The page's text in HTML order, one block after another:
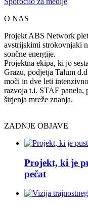
O NAS
Projekt ABS Network
avstrijskimi strokovnjaki
sončne energije.
Projektna ekipa, ki jo
Grazu, podjetja Talum
moči in dve leti
razvoja t.i. STAF panela,
širjenja mreže znanja.
ZADNJE OBJAVE
Projekt, ki je
pečat